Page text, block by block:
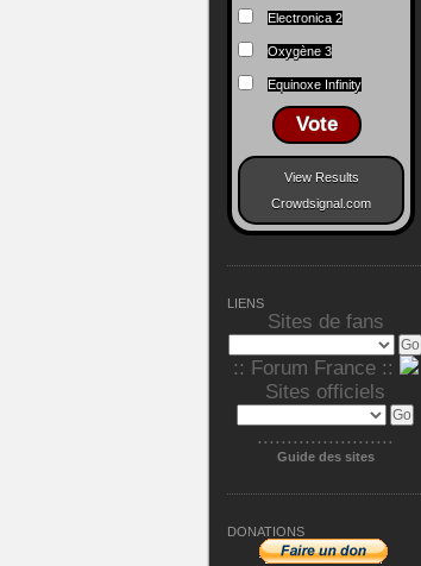
Electronica 2
Oxygène 3
Equinoxe Infinity
Vote
View Results
Crowdsignal.com
LIENS
Sites de fans
:: Forum France ::
Sites officiels
.......................
Guide des sites
DONATIONS